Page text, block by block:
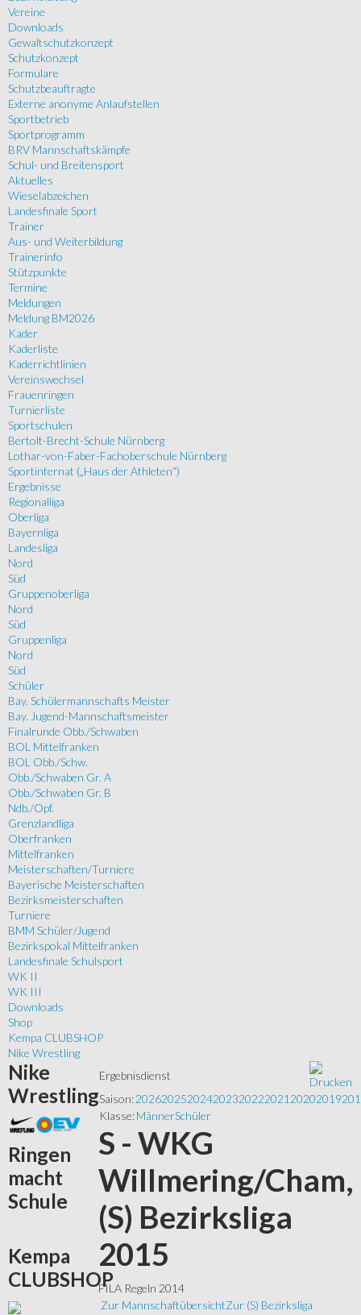
Vereine
Downloads
Gewaltschutzkonzept
Schutzkonzept
Formulare
Schutzbeauftragte
Externe anonyme Anlaufstellen
Sportbetrieb
Sportprogramm
BRV Mannschaftskämpfe
Schul- und Breitensport
Aktuelles
Wieselabzeichen
Landesfinale Sport
Trainer
Aus- und Weiterbildung
Trainerinfo
Stützpunkte
Termine
Meldungen
Meldung BM2026
Kader
Kaderliste
Kaderrichtlinien
Vereinswechsel
Frauenringen
Turnierliste
Sportschulen
Bertolt-Brecht-Schule Nürnberg
Lothar-von-Faber-Fachoberschule Nürnberg
Sportinternat („Haus der Athleten“)
Ergebnisse
Regionalliga
Oberliga
Bayernliga
Landesliga
Nord
Süd
Gruppenoberliga
Nord
Süd
Gruppenliga
Nord
Süd
Schüler
Bay. Schülermannschafts Meister
Bay. Jugend-Mannschaftsmeister
Finalrunde Obb./Schwaben
BOL Mittelfranken
BOL Obb./Schw.
Obb./Schwaben Gr. A
Obb./Schwaben Gr. B
Ndb./Opf.
Grenzlandliga
Oberfranken
Mittelfranken
Meisterschaften/Turniere
Bayerische Meisterschaften
Bezirksmeisterschaften
Turniere
BMM Schüler/Jugend
Bezirkspokal Mittelfranken
Landesfinale Schulsport
WK II
WK III
Downloads
Shop
Kempa CLUBSHOP
Nike Wrestling
Ergebnisdienst
Saison:202620252024202320222021 20202019
Klasse:MännerSchüler
S - WKG
Willmering/Cham,
(S) Bezirksliga
2015
FILA Regeln 2014
Zur MannschaftübersichtZur (S) Bezirksliga
Nike
Wrestling
Ringen
macht
Schule
Kempa
CLUBSHOP